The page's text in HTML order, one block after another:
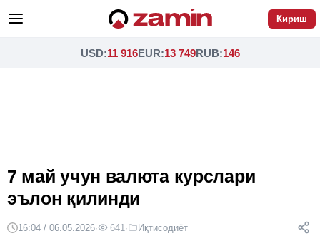
Кириш
USD:11 916EUR:13 749RUB:146
7 май учун валюта курслари
эълон қилинди
16:04 / 06.05.2026· 641 · Иқтисодиёт